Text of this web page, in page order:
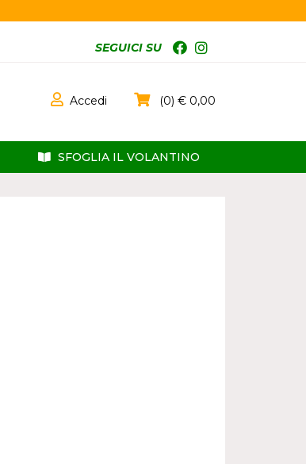
SEGUICI SU
Accedi 0 0,00
SFOGLIA IL VOLANTINO